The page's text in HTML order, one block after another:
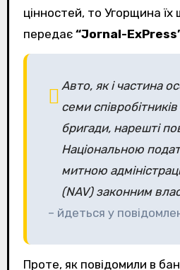
цінностей, то Угорщина
передає “Jornal-
Авто, як і частина
семи співробітників
бригади, нарешті
Національною
митною
(NAV) законним
– йдеться у
Проте, як повідомили в